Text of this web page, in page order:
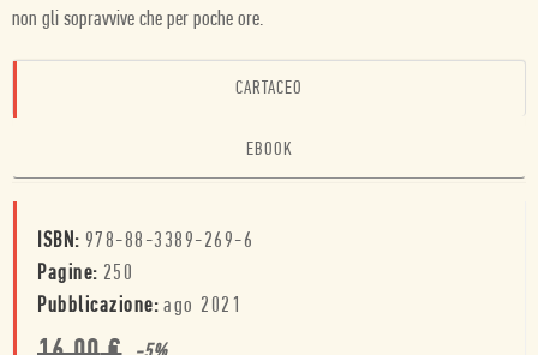
non gli sopravvive che per poche ore.
CARTACEO
EBOOK
ISBN: 978-88-3389-269-6
Pagine: 250
Pubblicazione: ago 2021